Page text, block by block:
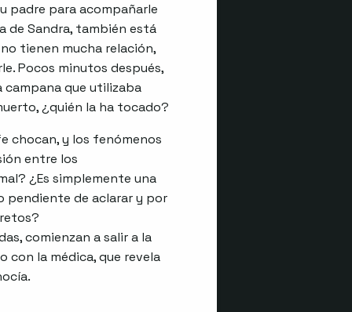
padre para acompañarle
de Sandra, también está
tienen mucha relación,
Pocos minutos después,
campana que utilizaba
¿quién la ha tocado?
chocan, y los fenómenos
entre los
¿Es simplemente una
pendiente de aclarar y por
comienzan a salir a la
con la médica, que revela